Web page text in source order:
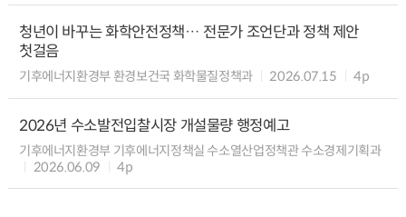
청년이 바꾸는 화학안전정책… 전문가 조언단과 정책 제안
첫걸음
기후에너지환경부 환경보건국 화학물질정책과 2026.07.15 4p
2026년 수소발전입찰시장 개설물량 행정예고
기후에너지환경부 기후에너지정책실 수소열산업정책관 수소경제기획과
2026.06.09
4p